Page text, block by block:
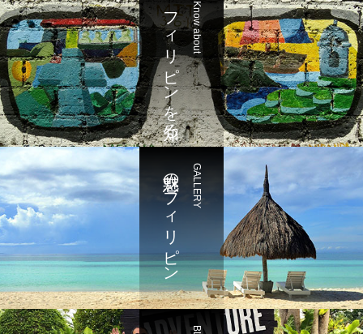
Know about
フィリピンを知る
GALLERY
魅惑のフィリピン